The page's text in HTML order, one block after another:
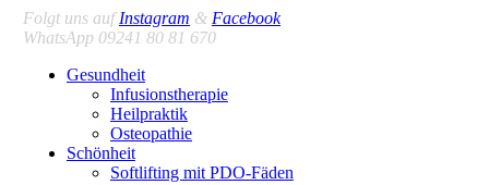
Folgt uns aufInstagram & Facebook
WhatsApp 09241 80 81 670
Gesundheit
Infusionstherapie
Heilpraktik
Osteopathie
Schönheit
Softlifting mit PDO-Fäden